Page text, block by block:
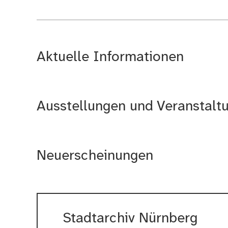
Aktuelle Informationen
Ausstellungen und
Neuerscheinungen
Stadtarchiv Nürnberg